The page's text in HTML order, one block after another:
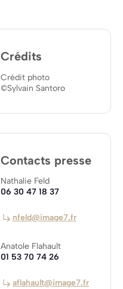
Crédits
Crédit photo
©Sylvain Santoro
Contacts presse
Nathalie Feld
06 30 47 18 37
nfeld@image7.fr
Anatole Flahault
01 53 70 74 26
aflahault@image7.fr